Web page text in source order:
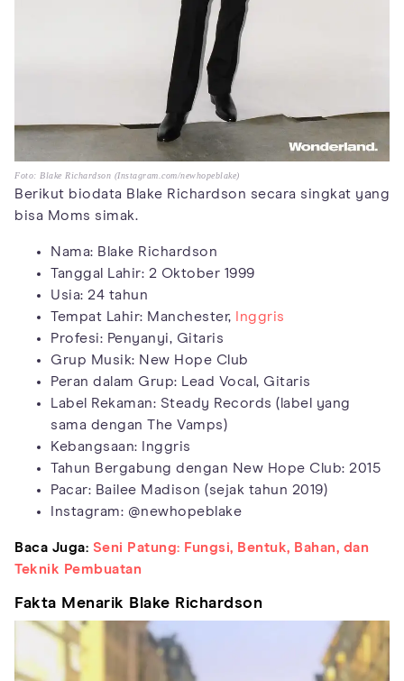
Foto: Blake Richardson (Instagram.com/newhopeblake)
Berikut biodata Blake Richardson secara singkat yang
bisa Moms simak.
Nama: Blake Richardson
Tanggal Lahir: 2 Oktober 1999
Usia: 24 tahun
Tempat Lahir: Manchester,
Inggris
Profesi: Penyanyi, Gitaris
Grup Musik: New Hope Club
Peran dalam Grup: Lead Vocal, Gitaris
Label Rekaman: Steady Records (label yang
sama dengan The Vamps)
Kebangsaan: Inggris
Tahun Bergabung dengan New Hope Club: 2015
Pacar: Bailee Madison (sejak tahun 2019)
Instagram: @newhopeblake
Baca Juga: Seni Patung: Fungsi, Bentuk, Bahan, dan
Teknik Pembuatan
Fakta Menarik Blake Richardson